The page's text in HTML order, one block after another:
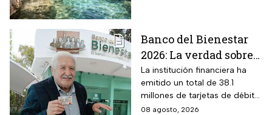
Banco del Bienestar
2026: La verdad sobre
entrar a Buró de
Crédito por tenerla
La institución financiera ha
emitido un total de 38.1
millones de tarjetas de débito
para la dispersión de los
08 agosto, 2026